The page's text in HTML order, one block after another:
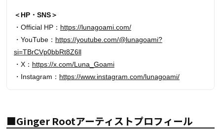
＜HP・SNS＞
・Official HP： https://lunagoami.com/
・YouTube： https://youtube.com/@lunagoami?
si=TBrCVp0bbRt8Z6ll
・X： https://x.com/Luna_Goami
・Instagram： https://www.instagram.com/lunagoami/
■Ginger Rootアーティストプロフィール